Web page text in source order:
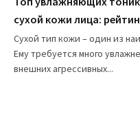
сухой кожи лица:
Сухой тип кожи – один из
Ему требуется много
внешних агрессивных...